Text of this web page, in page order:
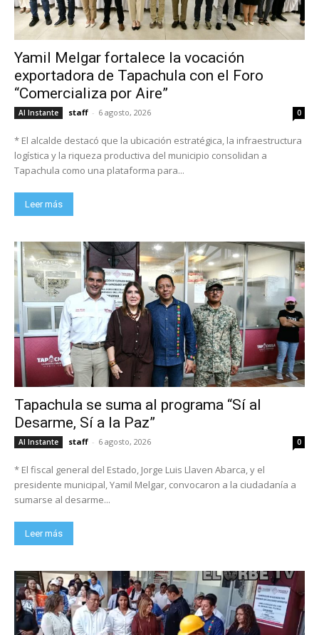
Yamil Melgar fortalece la vocación
exportadora de Tapachula con el Foro
“Comercializa por Aire”
Al Instante staff - 6 agosto, 2026 0
* El alcalde destacó que la ubicación estratégica, la infraestructura
logística y la riqueza productiva del municipio consolidan a
Tapachula como una plataforma para...
Leer más
Tapachula se suma al programa “Sí al
Desarme, Sí a la Paz”
Al Instante staff - 6 agosto, 2026 0
* El fiscal general del Estado, Jorge Luis Llaven Abarca, y el
presidente municipal, Yamil Melgar, convocaron a la ciudadanía a
sumarse al desarme...
Leer más